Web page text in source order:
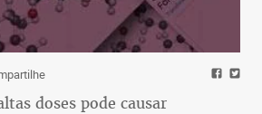
doses pode causar